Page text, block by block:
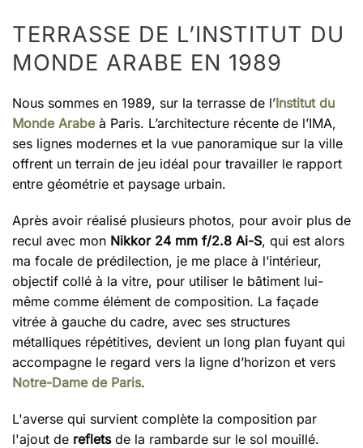
TERRASSE DE L’INSTITUT DU
MONDE ARABE EN 1989
Nous sommes en 1989, sur la terrasse de l’Institut du
Monde Arabeà Paris. L’architecture récente de l’IMA,
ses lignes modernes et la vue panoramique sur la ville
offrent un terrain de jeu idéal pour travailler le rapport
entre géométrie et paysage urbain.
Après avoir réalisé plusieurs photos, pour avoir plus de
recul avec mon Nikkor 24 mm f/2.8 Ai-S, qui est alors
ma focale de prédilection, je me place à l’intérieur,
objectif collé à la vitre, pour utiliser le bâtiment lui-
même comme élément de composition. La façade
vitrée à gauche du cadre, avec ses structures
métalliques répétitives, devient un long plan fuyant qui
accompagne le regard vers la ligne d’horizon et vers
Notre-Dame de Paris.
L'averse qui survient complète la composition par
l'ajout de refletsde la rambarde sur le sol mouillé.